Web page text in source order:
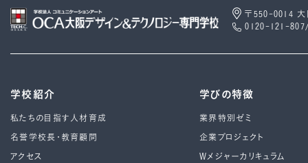
〒550-0014 大
0120-121-
学校紹介
私たちの目指す人材育成
名誉学校長・教育顧問
アクセス
学びの特徴
業界特別ゼミ
企業プロジェクト
Wメジャーカリキュラム